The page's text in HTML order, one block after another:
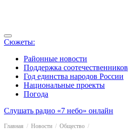
Сюжеты:
Районные новости
Поддержка соотечественников
Год единства народов России
Национальные проекты
Погода
Слушать радио «7 небо» онлайн
Главная Новости
Общество